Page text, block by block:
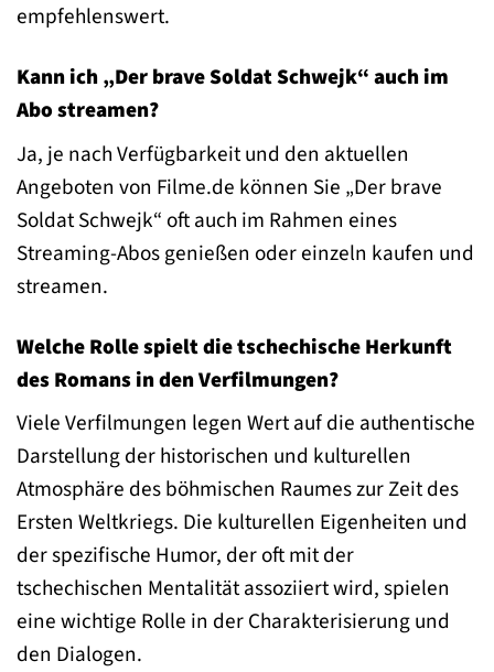
empfehlenswert.
Kann ich „Der brave Soldat Schwejk“ auch im
Abo streamen?
Ja, je nach Verfügbarkeit und den aktuellen
Angeboten von Filme.de können Sie „Der brave
Soldat Schwejk“ oft auch im Rahmen eines
Streaming-Abos genießen oder einzeln kaufen und
streamen.
Welche Rolle spielt die tschechische Herkunft
des Romans in den Verfilmungen?
Viele Verfilmungen legen Wert auf die authentische
Darstellung der historischen und kulturellen
Atmosphäre des böhmischen Raumes zur Zeit des
Ersten Weltkriegs. Die kulturellen Eigenheiten und
der spezifische Humor, der oft mit der
tschechischen Mentalität assoziiert wird, spielen
eine wichtige Rolle in der Charakterisierung und
den Dialogen.